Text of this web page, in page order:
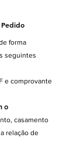
Pedido
forma
seguintes
e comprovante
o
casamento
relação de